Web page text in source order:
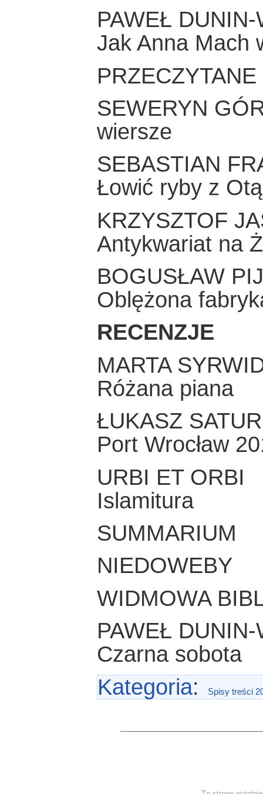
PAWEŁ
Jak Anna Mach
SEWERYN
wiersze
SEBASTIAN
Łowić ryby z
KRZYSZTOF
Antykwariat na
BOGUSŁAW
Oblężona
RECENZJE
MARTA
Różana piana
ŁUKASZ
Port Wrocław
URBI ET ORBI
Islamitura
SUMMARIUM
NIEDOWEBY
WIDMOWA
PAWEŁ
Czarna sobota
Kategoria: Spisy treści